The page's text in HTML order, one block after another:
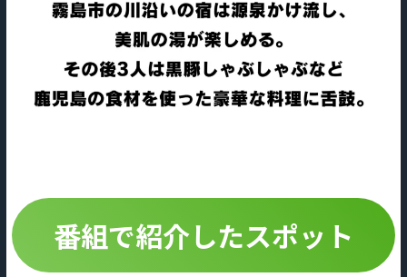
番組で紹介したスポッ ト